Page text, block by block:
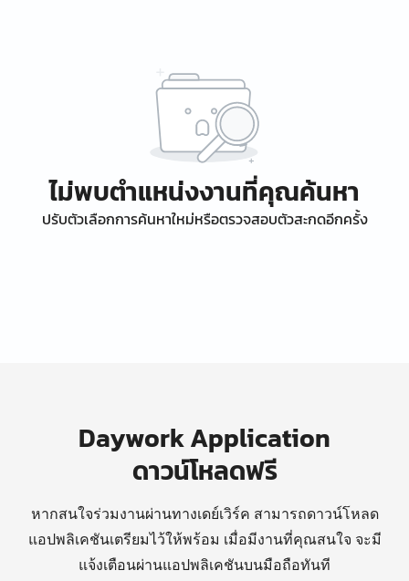
ไม่พบตำแหน่งงานที่คุณค้นหา
ปรับตัวเลือกการค้นหาใหม่หรือตรวจสอบตัวสะกดอีกครั้ง
Daywork Application
ดาวน์โหลดฟรี
หากสนใจร่วมงานผ่านทางเดย์เวิร์ค สามารถดาวน์โหลด
แอปพลิเคชันเตรียมไว้ให้พร้อม เมื่อมีงานที่คุณสนใจ จะมี
แจ้งเตือนผ่านแอปพลิเคชันบนมือถือทันที